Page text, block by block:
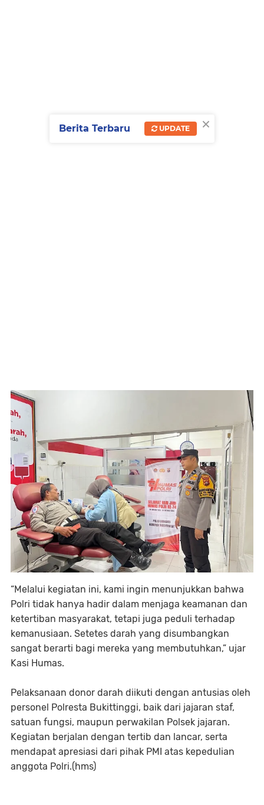
“Melalui kegiatan ini, kami ingin menunjukkan bahwa
Polri tidak hanya hadir dalam menjaga keamanan dan
ketertiban masyarakat, tetapi juga peduli terhadap
kemanusiaan. Setetes darah yang disumbangkan
sangat berarti bagi mereka yang membutuhkan,” ujar
Kasi Humas.
Pelaksanaan donor darah diikuti dengan antusias oleh
personel Polresta Bukittinggi, baik dari jajaran staf,
satuan fungsi, maupun perwakilan Polsek jajaran.
Kegiatan berjalan dengan tertib dan lancar, serta
mendapat apresiasi dari pihak PMI atas kepedulian
anggota Polri.(hms)
×
Berita Terbaru UPDATE